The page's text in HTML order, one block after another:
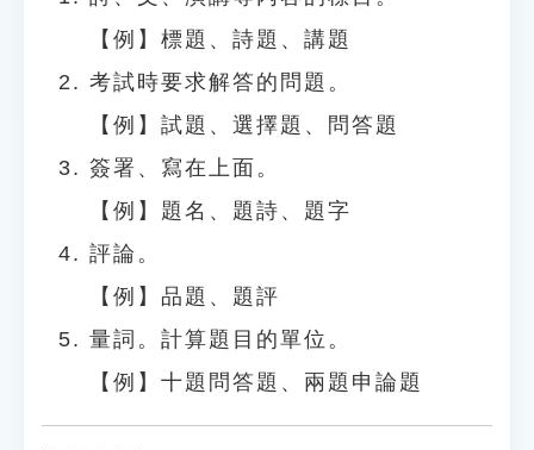
【例】標題、詩題、講題
考試時要求解答的問題。
【例】試題、選擇題、問答題
簽署、寫在上面。
【例】題名、題詩、題字
評論。
【例】品題、題評
量詞。計算題目的單位。
【例】十題問答題、兩題申論題